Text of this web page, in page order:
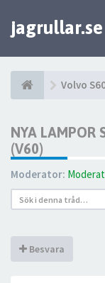
jagrullar.se
Volvo
NYA LAMPOR
(V60)
Moderator:
Besvara